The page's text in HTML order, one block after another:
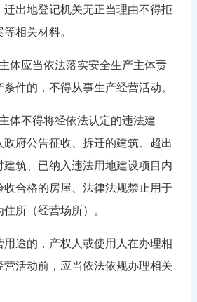
迁出地登记机关无正当理由不得拒
相关材料。
体应当依法落实安全生产主体责
件的，不得从事生产经营活动。
体不得将经依法认定的违法建
府公告征收、拆迁的建筑、超出
筑、已纳入违法用地建设项目内
收合格的房屋、法律法规禁止用于
所（经营场所）。
途的，产权人或使用人在办理相
营活动前，应当依法依规办理相关